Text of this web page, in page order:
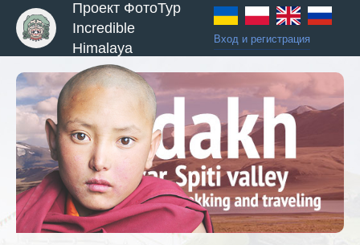
и Туры
Проект ФотоТур
Incredible
Himalaya
Вход и регистрация